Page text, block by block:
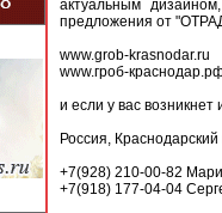
актуальным
предложения от
www.grob-krasnodar.ru
www.гроб-
и если у вас
Россия,
+7(928) 210-00-82
+7(918) 177-04-04